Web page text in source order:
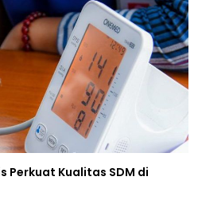
Perkuat Kualitas SDM di